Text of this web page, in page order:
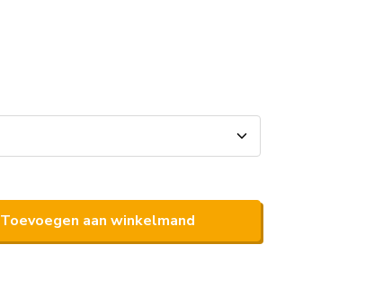
Toevoegen aan winkelmand